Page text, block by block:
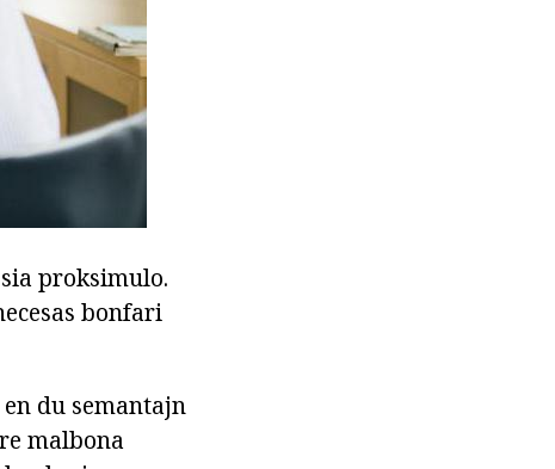
proksimulo.
bonfari
du semantajn
malbona